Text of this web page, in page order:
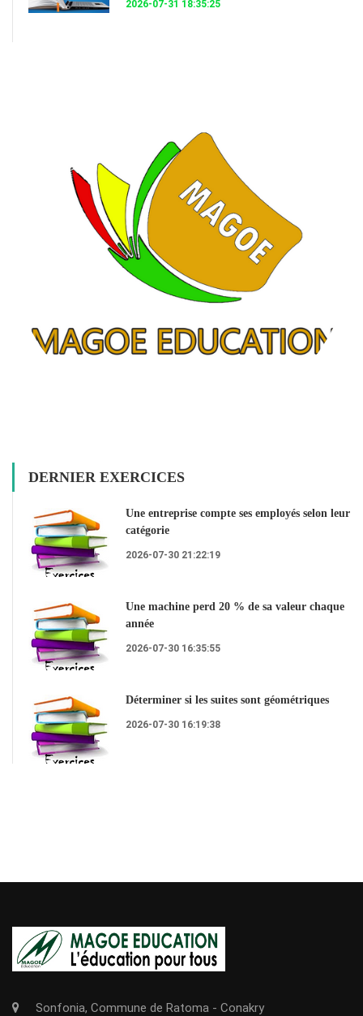
2026-07-31 18:35:25
DERNIER EXERCICES
Une entreprise compte ses employés selon leur
catégorie
2026-07-30 21:22:19
Une machine perd 20 % de sa valeur chaque
année
2026-07-30 16:35:55
Déterminer si les suites sont géométriques
2026-07-30 16:19:38
Sonfonia, Commune de Ratoma - Conakry